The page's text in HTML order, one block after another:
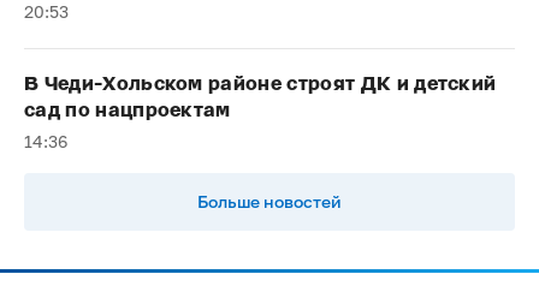
20:53
В Чеди-Хольском районе строят ДК и детский
сад по нацпроектам
14:36
Больше новостей